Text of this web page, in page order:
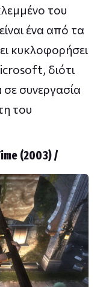
του
ένα από τα
κυκλοφορήσει
διότι
συνεργασία
του
(2003) /